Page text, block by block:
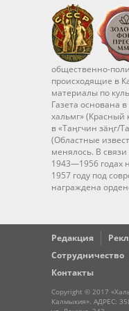
общественно-
происходящие в
материалы по
Газета основана
хальмг»
в «Таңгчин зäңг/
(Областные
менялось. В
1943—1956 годах
1957 году под
награждена
Редакция
Сотрудничество
Контакты
Copyright © 2017
Калмыкия». АДРЕС: